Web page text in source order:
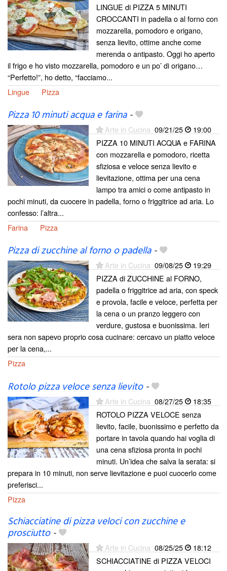
LINGUE di PIZZA 5 MINUTI
CROCCANTI in padella o al forno con
mozzarella, pomodoro e origano,
senza lievito, ottime anche come
merenda o antipasto. Oggi ho aperto
il frigo e ho visto mozzarella, pomodoro e un po’ di origano…
“Perfetto!”, ho detto, “facciamo...
Lingue
Pizza
Pizza 10 minuti acqua e farina-
Arte in Cucina 09/21/25
19:00
PIZZA 10 MINUTI ACQUA e FARINA
con mozzarella e pomodoro, ricetta
sfiziosa e veloce senza lievito e
lievitazione, ottima per una cena
lampo tra amici o come antipasto in
pochi minuti, da cuocere in padella, forno o friggitrice ad aria. Lo
confesso: l’altra...
Farina
Pizza
Pizza di zucchine al forno o padella-
Arte in Cucina 09/08/25
19:29
PIZZA di ZUCCHINE al FORNO,
padella o friggitrice ad aria, con speck
e provola, facile e veloce, perfetta per
la cena o un pranzo leggero con
verdure, gustosa e buonissima. Ieri
sera non sapevo proprio cosa cucinare: cercavo un piatto veloce
per la cena,...
Pizza
Rotolo pizza veloce senza lievito-
Arte in Cucina 08/27/25
18:35
ROTOLO PIZZA VELOCE senza
lievito, facile, buonissimo e perfetto da
portare in tavola quando hai voglia di
una cena sfiziosa pronta in pochi
minuti. Un’idea che salva la serata: si
prepara in 10 minuti, non serve lievitazione e puoi cuocerlo come
preferisci...
Pizza
Schiacciatine di pizza veloci con zucchine e
prosciutto-
Arte in Cucina 08/25/25
18:12
SCHIACCIATINE di PIZZA VELOCI